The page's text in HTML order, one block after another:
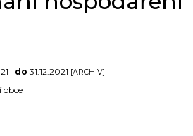
do 31.12.2021 [ARCHIV]
obce